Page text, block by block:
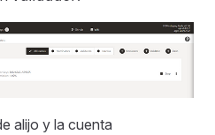
alijo y la cuenta